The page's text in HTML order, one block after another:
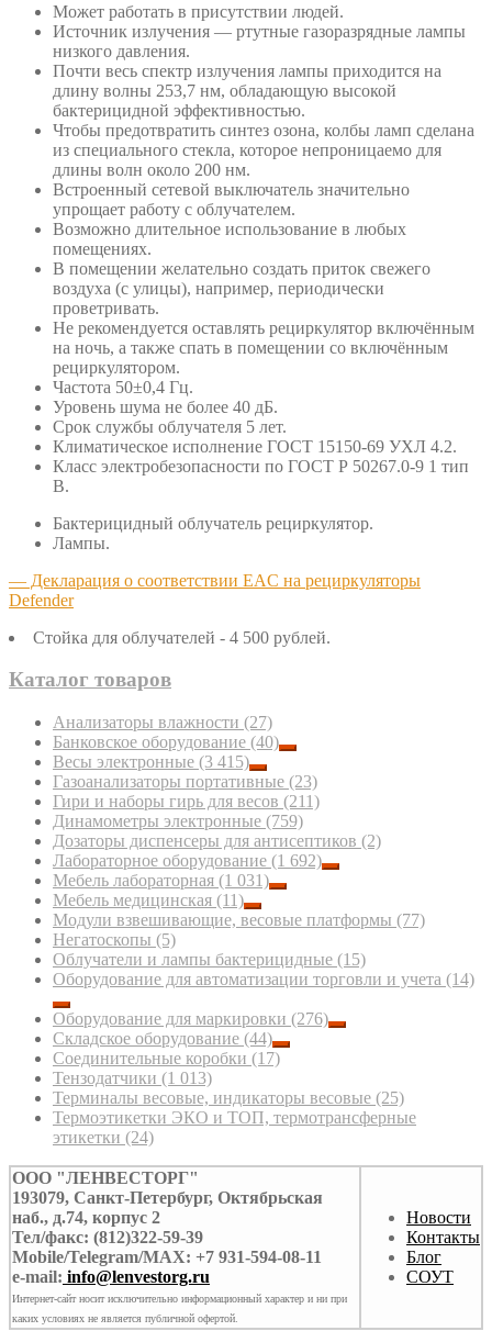
Может работать в присутствии людей.
Источник излучения — ртутные газоразрядные лампы
низкого давления.
Почти весь спектр излучения лампы приходится на
длину волны 253,7 нм, обладающую высокой
бактерицидной эффективностью.
Чтобы предотвратить синтез озона, колбы ламп сделана
из специального стекла, которое непроницаемо для
длины волн около 200 нм.
Встроенный сетевой выключатель значительно
упрощает работу с облучателем.
Возможно длительное использование в любых
помещениях.
В помещении желательно создать приток свежего
воздуха (с улицы), например, периодически
проветривать.
Не рекомендуется оставлять рециркулятор включённым
на ночь, а также спать в помещении со включённым
рециркулятором.
Частота 50±0,4 Гц.
Уровень шума не более 40 дБ.
Срок службы облучателя 5 лет.
Климатическое исполнение ГОСТ 15150-69 УХЛ 4.2.
Класс электробезопасности по ГОСТ Р 50267.0-9 1 тип
В.
Бактерицидный облучатель рециркулятор.
Лампы.
— Декларация о соответствии EAC на рециркуляторы
Defender
Стойка для облучателей - 4 500 рублей.
Каталог товаров
Анализаторы влажности (27)
Банковское оборудование (40)
Весы электронные (3 415)
Газоанализаторы портативные (23)
Гири и наборы гирь для весов (211)
Динамометры электронные (759)
Дозаторы диспенсеры для антисептиков (2)
Лабораторное оборудование (1 692)
Мебель лабораторная (1 031)
Мебель медицинская (11)
Модули взвешивающие, весовые платформы (77)
Негатоскопы (5)
Облучатели и лампы бактерицидные (15)
Оборудование для автоматизации торговли и учета (14)
Оборудование для маркировки (276)
Складское оборудование (44)
Соединительные коробки (17)
Тензодатчики (1 013)
Терминалы весовые, индикаторы весовые (25)
Термоэтикетки ЭКО и ТОП, термотрансферные
этикетки (24)
ООО "ЛЕНВЕСТОРГ"
193079, Санкт-Петербург, Октябрьская
наб., д.74, корпус 2
Тел/факс: (812)322-59-39
Mobile/Telegram/MAX: +7 931-594-08-11
e-mail: info@lenvestorg.ru
Интернет-сайт носит исключительно информационный характер и ни при
каких условиях не является публичной офертой.
Новости
Контакты
Блог
СОУТ